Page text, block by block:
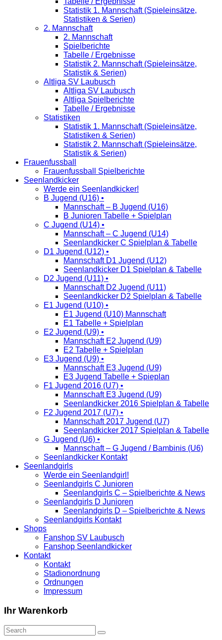
Statistik 1. Mannschaft (Spieleinsätze,
Statistiken & Serien)
2. Mannschaft
2. Mannschaft
Spielberichte
Tabelle / Ergebnisse
Statistik 2. Mannschaft (Spieleinsätze,
Statistik & Serien)
Altliga SV Laubusch
Altliga SV Laubusch
Altliga Spielberichte
Tabelle / Ergebnisse
Statistiken
Statistik 1. Mannschaft (Spieleinsätze,
Statistiken & Serien)
Statistik 2. Mannschaft (Spieleinsätze,
Statistik & Serien)
Frauenfussball
Frauenfussball Spielberichte
Seenlandkicker
Werde ein Seenlandkicker!
B Jugend (U16) •
Mannschaft – B Jugend (U16)
B Junioren Tabelle + Spielplan
C Jugend (U14) •
Mannschaft – C Jugend (U14)
Seenlandkicker C Spielplan & Tabelle
D1 Jugend (U12) •
Mannschaft D1 Jugend (U12)
Seenlandkicker D1 Spielplan & Tabelle
D2 Jugend (U11) •
Mannschaft D2 Jugend (U11)
Seenlandkicker D2 Spielplan & Tabelle
E1 Jugend (U10) •
E1 Jugend (U10) Mannschaft
E1 Tabelle + Spielplan
E2 Jugend (U9) •
Mannschaft E2 Jugend (U9)
E2 Tabelle + Spielplan
E3 Jugend (U9) •
Mannschaft E3 Jugend (U9)
E3 Jugend Tabelle + Spieplan
F1 Jugend 2016 (U7) •
Mannschaft E3 Jugend (U9)
Seenlandkicker 2016 Spielplan & Tabelle
F2 Jugend 2017 (U7) •
Mannschaft 2017 Jugend (U7)
Seenlandkicker 2017 Spielplan & Tabelle
G Jugend (U6) •
Mannschaft – G Jugend / Bambinis (U6)
Seenlandkicker Kontakt
Seenlandgirls
Werde ein Seenlandgirl!
Seenlandgirls C Junioren
Seenlandgirls C – Spielberichte & News
Seenlandgirls D Junioren
Seenlandgirls D – Spielberichte & News
Seenlandgirls Kontakt
Shops
Fanshop SV Laubusch
Fanshop Seenlandkicker
Kontakt
Kontakt
Stadionordnung
Ordnungen
Impressum
Ihr Warenkorb